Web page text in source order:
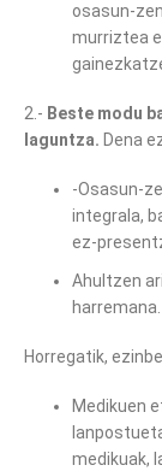
osasun-
murriztea
2.- Beste modu
laguntza. Dena
-Osasun-
integrala,
ez-
Ahultzen
harremana.
Horregatik,
Medikuen
medikuak,